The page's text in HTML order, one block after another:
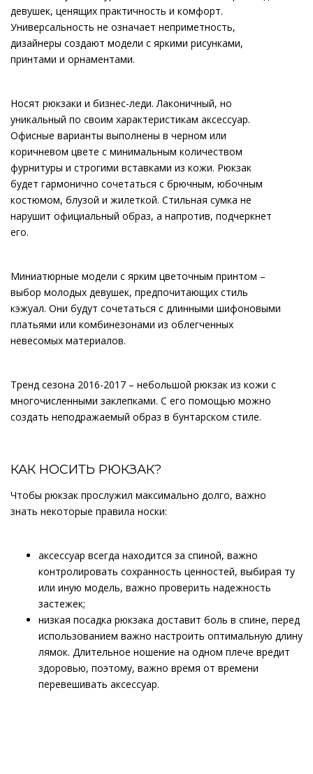
девушек, ценящих практичность и комфорт.
Универсальность не означает неприметность,
дизайнеры создают модели с яркими рисунками,
принтами и орнаментами.
Носят рюкзаки и бизнес-леди. Лаконичный, но
уникальный по своим характеристикам аксессуар.
Офисные варианты выполнены в черном или
коричневом цвете с минимальным количеством
фурнитуры и строгими вставками из кожи. Рюкзак
будет гармонично сочетаться с брючным, юбочным
костюмом, блузой и жилеткой. Стильная сумка не
нарушит официальный образ, а напротив, подчеркнет
его.
Миниатюрные модели с ярким цветочным принтом –
выбор молодых девушек, предпочитающих стиль
кэжуал. Они будут сочетаться с длинными шифоновыми
платьями или комбинезонами из облегченных
невесомых материалов.
Тренд сезона 2016-2017 – небольшой рюкзак из кожи с
многочисленными заклепками. С его помощью можно
создать неподражаемый образ в бунтарском стиле.
КАК НОСИТЬ РЮКЗАК?
Чтобы рюкзак прослужил максимально долго, важно
знать некоторые правила носки:
аксессуар всегда находится за спиной, важно
контролировать сохранность ценностей, выбирая ту
или иную модель, важно проверить надежность
застежек;
низкая посадка рюкзака доставит боль в спине, перед
использованием важно настроить оптимальную длину
лямок. Длительное ношение на одном плече вредит
здоровью, поэтому, важно время от времени
перевешивать аксессуар.